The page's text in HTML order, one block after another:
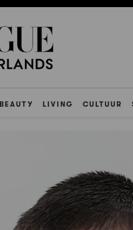
BEAUTY LIVING CULTUUR